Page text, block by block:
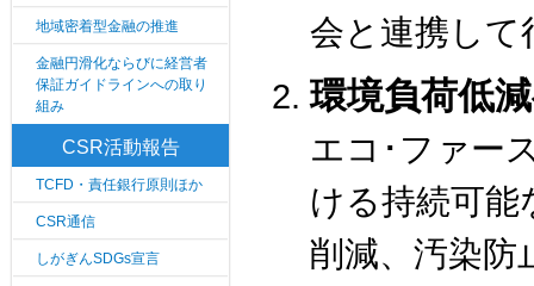
地域密着型金融の推進
金融円滑化ならびに経営者
保証ガイドラインへの取り
組み
CSR活動報告
TCFD・責任銀行原則ほか
CSR通信
しがぎんSDGs宣言
会と連携して
環境負荷低
エコ･ファー
ける持続可能
削減、汚染防